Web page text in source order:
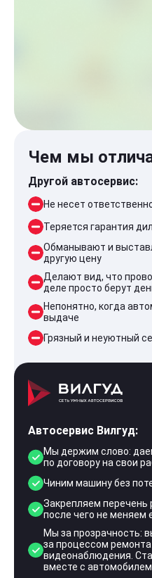
Чем мы
Другой автосервис:
Не несет
Теряется гарантия
Обманывают и
другую цену
Делают вид, что
деле просто берут
Непонятно, когда
выдаче
Грязный и неуютный
Автосервис Вилгуд:
Мы держим слово:
по договору на свои
Чиним машину без
Закрепляем перечень
после чего не меняем
Мы за прозрачность:
за процессом
видеонаблюдения.
вместе с автомобилем.